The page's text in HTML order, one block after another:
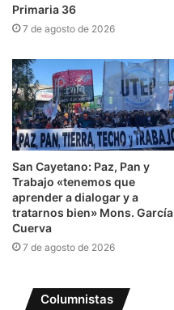
Primaria 36
7 de agosto de 2026
San Cayetano: Paz, Pan y
Trabajo «tenemos que
aprender a dialogar y a
tratarnos bien» Mons. García
Cuerva
7 de agosto de 2026
Columnistas